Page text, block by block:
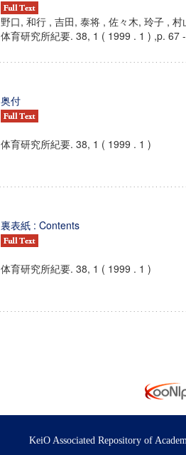
野口, 和行 , 吉田, 泰将 , 佐々木, 玲子 , 村
体育研究所紀要. 38, 1 ( 1999 . 1 ) ,p. 67
奥付
体育研究所紀要. 38, 1 ( 1999 . 1 )
裏表紙 : Contents
体育研究所紀要. 38, 1 ( 1999 . 1 )
KeiO Associated Repository of